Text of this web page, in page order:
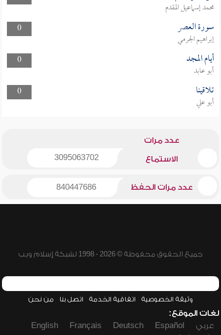
محمد إسماعيل المقدم
0
سورة العصر
إبراهيم الجرمي
0
أيام المجد
أبو عابد
0
تلاقينا
أبو علي
عدد مرات
الاستماع 3095063702
عدد مرات الحفظ 840447686
جميع الحقوق محفوظة © 2026 - 1998 لشبكة إسلام ويب
وثيقة الخصوصية اتفاقية الخدمة اتصل بنا من نحن
لغات الموقع:
عربي
Español
Deutsch
Français
English